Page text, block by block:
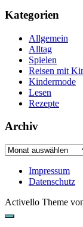
Kategorien
Allgemein
Alltag
Spielen
Reisen mit
Kindermode
Lesen
Rezepte
Archiv
Archiv
Impressum
Datenschutz
Activello Theme